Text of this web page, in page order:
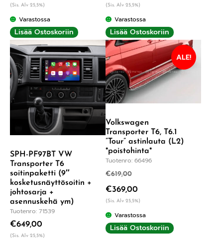
(Sis. Alv 25,5%)
Varastossa
Lisää Ostoskoriin
(Sis. Alv 25,5%)
Varastossa
Lisää Ostoskoriin
SPH-PF97BT VW
Transporter T6
soitinpaketti (9″
kosketusnäyttösoitin +
johtosarja +
asennuskehä ym)
Tuotenro: 71539
€649,00
(Sis. Alv 25,5%)
Volkswagen
Transporter T6, T6.1
”Tour” astinlauta (L2)
*poistohinta*
Tuotenro: 66496
ALE!
€619,00
€369,00
(Sis. Alv 25,5%)
Varastossa
Lisää Ostoskoriin